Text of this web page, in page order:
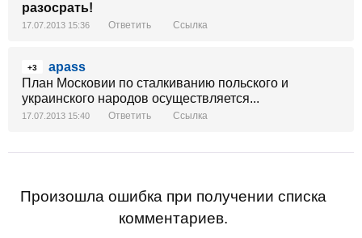
разосрать!
17.07.2013 15:36 Ответить Ссылка
+3
apass
План Московии по сталкиванию польского и
украинского народов осуществляется...
17.07.2013 15:40 Ответить Ссылка
Произошла ошибка при получении списка
комментариев.